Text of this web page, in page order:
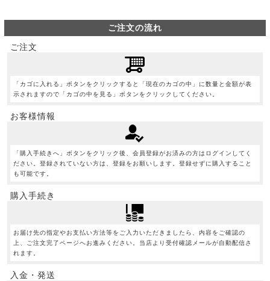
ご注文の流れ
ご注文
「カゴに入れる」ボタンをクリックすると「現在のカゴの中」に数量と金額が表
示されますので「カゴの中を見る」ボタンをクリックしてください。
お客様情報
「購入手続きへ」ボタンをクリック後、会員登録がお済みの方はログインしてく
ださい。登録されていない方は、登録をお願いします。登録せずに購入すること
も可能です。
購入手続き
お届け先の指定やお支払い方法等をご入力いただきましたら、内容をご確認の
上、ご注文完了ページへお進みください。当店より受付確認メールが自動配信さ
れます。
入金・発送